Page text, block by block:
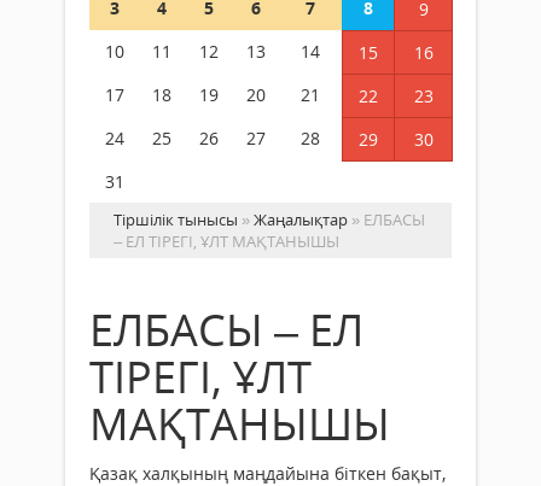
3
4 5 6 7 8
9
10
11 12 13 14 15
16
17
18 19 20 21 22
23
24
25 26 27 28 29
30
31
Тіршілік тынысы »Жаңалықтар » ЕЛБАСЫ
– ЕЛ ТІРЕГІ, ҰЛТ МАҚТАНЫШЫ
ЕЛБАСЫ – ЕЛ
ТІРЕГІ, ҰЛТ
МАҚТАНЫШЫ
Қазақ халқының маңдайына біткен бақыт,